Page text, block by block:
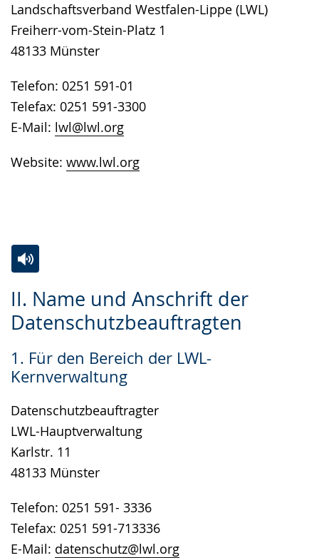
Landschaftsverband Westfalen-Lippe (LWL)
Freiherr-vom-Stein-Platz 1
48133 Münster
Telefon: 0251 591-01
Telefax: 0251 591-3300
E-Mail: lwl@lwl.org
Website: www.lwl.org
II. Name und Anschrift der
Datenschutzbeauftragten
1. Für den Bereich der LWL-
Kernverwaltung
Datenschutzbeauftragter
LWL-Hauptverwaltung
Karlstr. 11
48133 Münster
Telefon: 0251 591- 3336
Telefax: 0251 591-713336
E-Mail: datenschutz@lwl.org
Leichten
Sprache
Audio-
Unterstützung.
Video
in
Gebärdensprache
wird
angezeigt.